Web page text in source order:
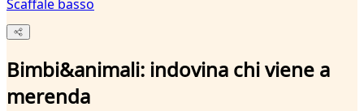
Scaffale basso
Bimbi&animali: indovina chi viene a
merenda